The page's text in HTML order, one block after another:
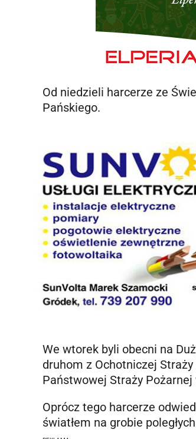
Od niedzieli harcerze ze
Pańskiego.
We wtorek byli obecni na
druhom z Ochotniczej
Państwowej Straży Pożarnej
Oprócz tego harcerze
światłem na grobie